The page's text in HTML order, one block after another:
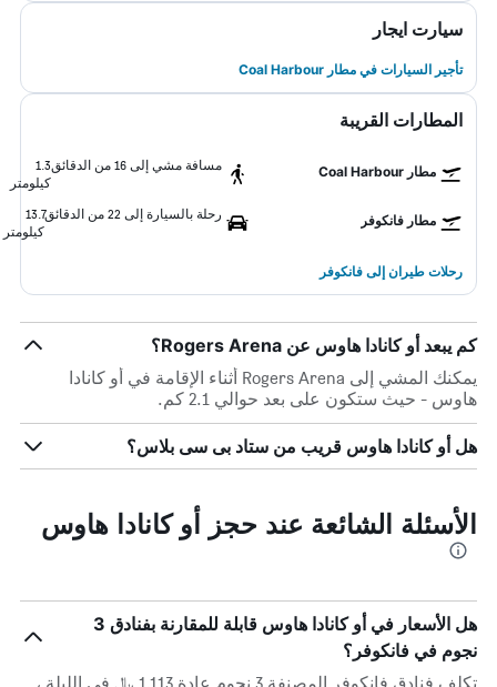
سيارت ايجار
تأجير السيارات في مطار Coal Harbour
المطارات القريبة
مطار Coal Harbour مسافة مشي إلى 16 من الدقائق
1.3
كيلومتر
مطار فانكوفر رحلة بالسيارة إلى 22 من الدقائق
13.7
كيلومتر
رحلات طيران إلى فانكوفر
كم يبعد أو كانادا هاوس عن Rogers Arena؟
يمكنك المشي إلى Rogers Arena أثناء الإقامة في أو كانادا
هاوس - حيث ستكون على بعد حوالي 2.1 كم.
هل أو كانادا هاوس قريب من ستاد بى سى بلاس؟
الأسئلة الشائعة عند حجز أو كانادا هاوس
هل الأسعار في أو كانادا هاوس قابلة للمقارنة بفنادق 3
نجوم في فانكوفر؟